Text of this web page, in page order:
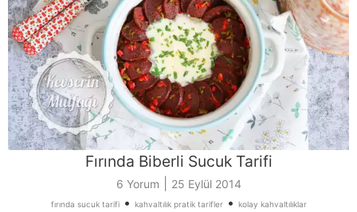
Fırında Biberli Sucuk Tarifi
6 Yorum 25 Eylül 2014
fırında sucuk tarifi• kahvaltılık pratik tarifler• kolay kahvaltılıklar